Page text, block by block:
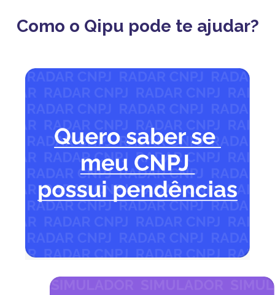
Como o Qipu pode te ajudar?